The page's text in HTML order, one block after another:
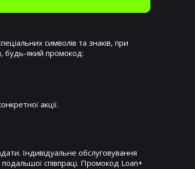
символів та знаків, при
будь-який промокод:
акції.
Індивідуальне обслуговування
співпраці. Промокод Loan+